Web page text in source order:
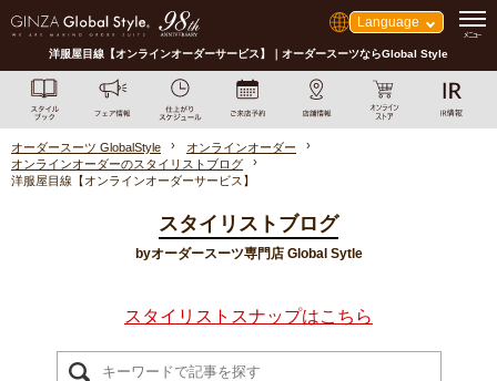
Language
洋服屋目線【オンラインオーダーサービス】｜オーダースーツならGlobal Style
オーダースーツ GlobalStyle
オンラインオーダー
オンラインオーダーのスタイリストブログ
洋服屋目線【オンラインオーダーサービス】
スタイリストブログ
byオーダースーツ専門店 Global Sytle
スタイリストスナップはこちら